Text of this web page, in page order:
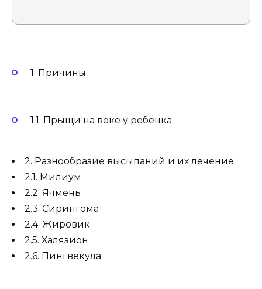
1. Причины
1.1. Прыщи на веке у ребенка
2. Разнообразие высыпаний и их лечение
2.1. Милиум
2.2. Ячмень
2.3. Сирингома
2.4. Жировик
2.5. Халязион
2.6. Пингвекула